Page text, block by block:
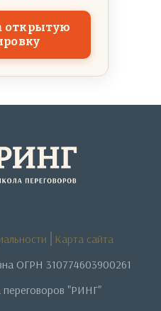
открытую
Карта сайта
ОГРН 310774603900261
"РИНГ"